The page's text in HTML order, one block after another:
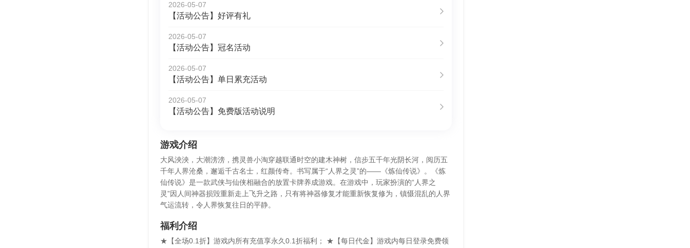
2026-05-07
【活动公告】好评有礼
2026-05-07
【活动公告】冠名活动
2026-05-07
【活动公告】单日累充活动
2026-05-07
【活动公告】免费版活动说明
游戏介绍
大风泱泱，大潮滂滂，携灵兽小淘穿越联通时空的建木神树，信步五千年光阴长河，阅历五
千年人界沧桑，邂逅千古名士，红颜传奇。书写属于“人界之灵”的——《炼仙传说》。《炼
仙传说》是一款武侠与仙侠相融合的放置卡牌养成游戏。在游戏中，玩家扮演的“人界之
灵”因人间神器损毁重新走上飞升之路，只有将神器修复才能重新恢复修为，镇慑混乱的人界
气运流转，令人界恢复往日的平静。
福利介绍
★【全场0.1折】游戏内所有充值享永久0.1折福利； ★【每日代金】游戏内每日登录免费领